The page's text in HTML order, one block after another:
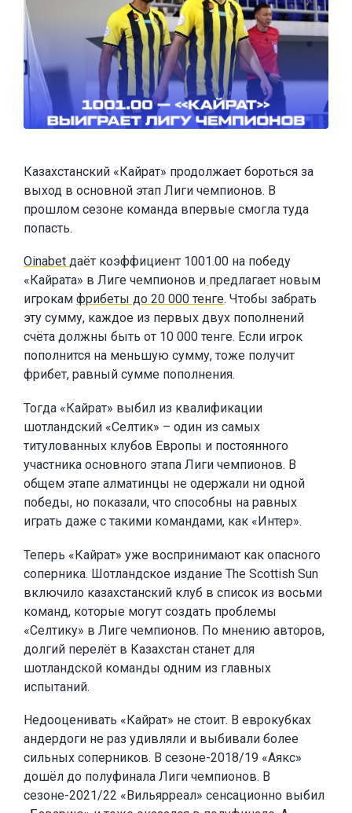
Казахстанский «Кайрат» продолжает бороться за
выход в основной этап Лиги чемпионов. В
прошлом сезоне команда впервые смогла туда
попасть.
Oinabet даёт коэффициент 1001.00 на победу
«Кайрата» в Лиге чемпионов и предлагает новым
игрокам фрибеты до 20 000 тенге. Чтобы забрать
эту сумму, каждое из первых двух пополнений
счёта должны быть от 10 000 тенге. Если игрок
пополнится на меньшую сумму, тоже получит
фрибет, равный сумме пополнения.
Тогда «Кайрат» выбил из квалификации
шотландский «Селтик» – один из самых
титулованных клубов Европы и постоянного
участника основного этапа Лиги чемпионов. В
общем этапе алматинцы не одержали ни одной
победы, но показали, что способны на равных
играть даже с такими командами, как «Интер».
Теперь «Кайрат» уже воспринимают как опасного
соперника. Шотландское издание The Scottish Sun
включило казахстанский клуб в список из восьми
команд, которые могут создать проблемы
«Селтику» в Лиге чемпионов. По мнению авторов,
долгий перелёт в Казахстан станет для
шотландской команды одним из главных
испытаний.
Недооценивать «Кайрат» не стоит. В еврокубках
андердоги не раз удивляли и выбивали более
сильных соперников. В сезоне-2018/19 «Аякс»
дошёл до полуфинала Лиги чемпионов. В
сезоне-2021/22 «Вильярреал» сенсационно выбил